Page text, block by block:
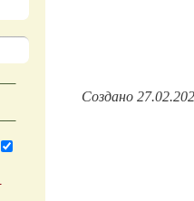
Создано